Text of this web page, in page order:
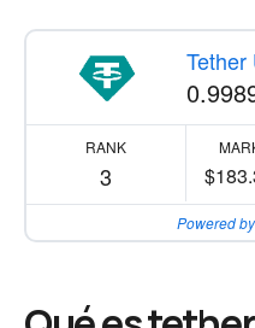
Tether
RANK
3
Powered